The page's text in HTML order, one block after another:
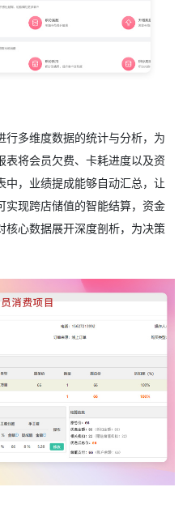
行多维度数据的统计与分析，为
表将会员欠费、卡耗进度以及资
中，业绩提成能够自动汇总，让
实现跨店储值的智能结算，资金
核心数据展开深度剖析，为决策